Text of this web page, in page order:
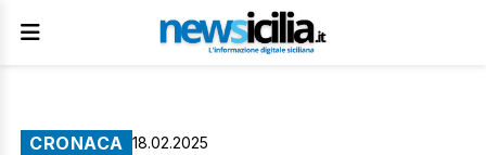
CRONACA 18.02.2025